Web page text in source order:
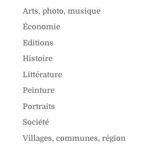
Arts, photo, musique
Économie
Editions
Histoire
Littérature
Peinture
Portraits
Société
Villages, communes, région